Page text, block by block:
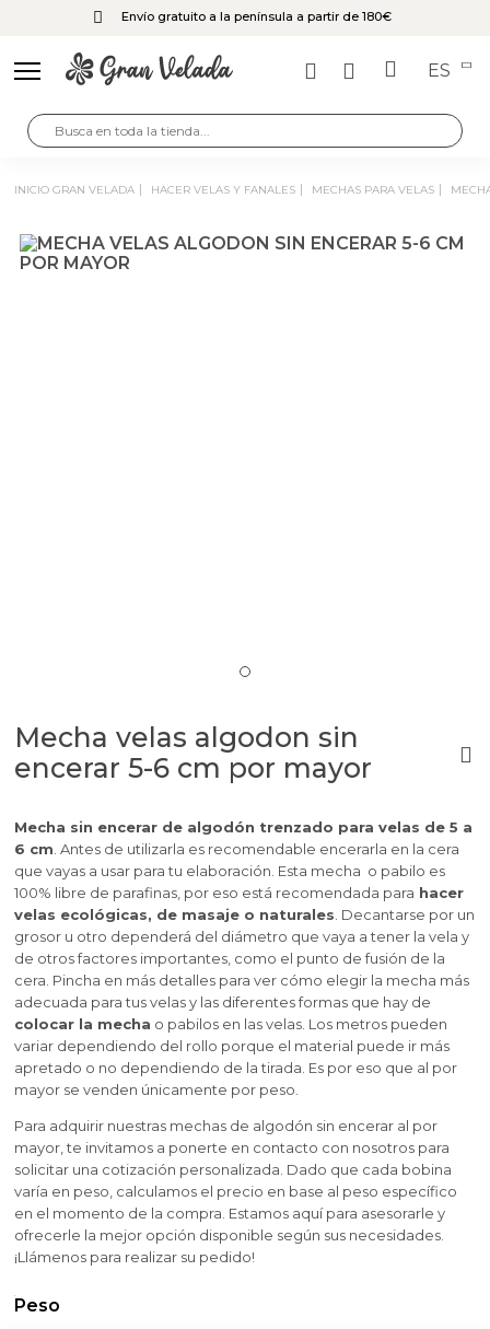
Envío gratuito a la península a partir de 180€
ES
INICIO GRAN VELADA HACER VELAS Y FANALES MECHAS PARA VELAS
Mecha velas algodon sin
encerar 5-6 cm por mayor
Mecha sin encerar de algodón trenzado para velas de 5 a
6 cm . Antes de utilizarla es recomendable encerarla en la cera
que vayas a usar para tu elaboración. Esta mecha o pabilo es
100% libre de parafinas, por eso está recomendada para hacer
velas ecológicas, de masaje o naturales . Decantarse por un
grosor u otro dependerá del diámetro que vaya a tener la vela y
de otros factores importantes, como el punto de fusión de la
cera. Pincha en más detalles para ver cómo elegir la mecha más
adecuada para tus velas y las diferentes formas que hay de
colocar la mecha o pabilos en las velas. Los metros pueden
variar dependiendo del rollo porque el material puede ir más
apretado o no dependiendo de la tirada. Es por eso que al por
mayor se venden únicamente por peso.
Para adquirir nuestras mechas de algodón sin encerar al por
mayor, te invitamos a ponerte en contacto con nosotros para
solicitar una cotización personalizada. Dado que cada bobina
varía en peso, calculamos el precio en base al peso específico
en el momento de la compra. Estamos aquí para asesorarle y
ofrecerle la mejor opción disponible según sus necesidades.
¡Llámenos para realizar su pedido!
Peso